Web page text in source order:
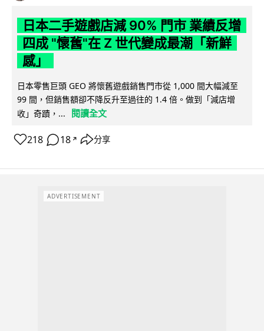
日本二手遊戲店減 90% 門市 業績反增
四成 "懷舊"在 Z 世代變成最潮「新鮮
感」
日本零售巨頭 GEO 將懷舊遊戲銷售門市從 1,000 間大幅減至
99 間，但銷售額卻不降反升至過往的 1.4 倍。做到「減店增
收」奇蹟，...
閱讀全文
218 18 ↗ 分享
ADVERTISEMENT